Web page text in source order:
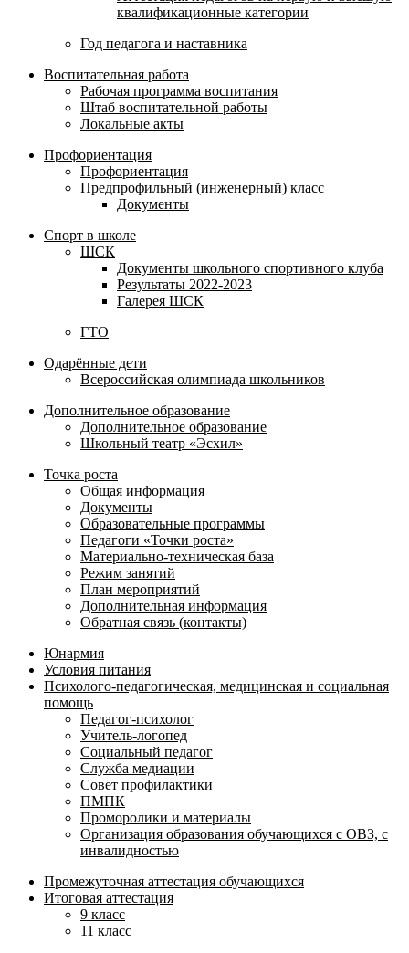
квалификационные категории
Год педагога и наставника
Воспитательная работа
Рабочая программа воспитания
Штаб воспитательной работы
Локальные акты
Профориентация
Профориентация
Предпрофильный (инженерный) класс
Документы
Спорт в школе
ШСК
Документы школьного спортивного клуба
Результаты 2022-2023
Галерея ШСК
ГТО
Одарённые дети
Всероссийская олимпиада школьников
Дополнительное образование
Дополнительное образование
Школьный театр «Эсхил»
Точка роста
Общая информация
Документы
Образовательные программы
Педагоги «Точки роста»
Материально-техническая база
Режим занятий
План мероприятий
Дополнительная информация
Обратная связь (контакты)
Юнармия
Условия питания
Психолого-педагогическая, медицинская и социальная
помощь
Педагог-психолог
Учитель-логопед
Социальный педагог
Служба медиации
Совет профилактики
ПМПК
Проморолики и материалы
Организация образования обучающихся с ОВЗ, с
инвалидностью
Промежуточная аттестация обучающихся
Итоговая аттестация
9 класс
11 класс